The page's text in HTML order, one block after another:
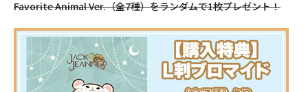
Favorite Animal Ver.（全7種）をランダムで1枚プレゼント！